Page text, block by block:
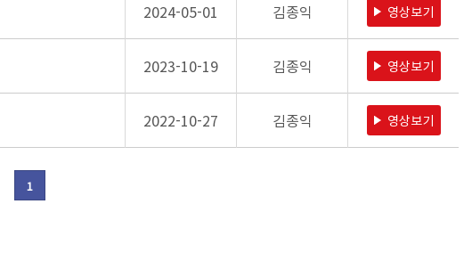
2024-05-01 김종익 영상보기
2023-10-19 김종익 영상보기
2022-10-27 김종익 영상보기
1